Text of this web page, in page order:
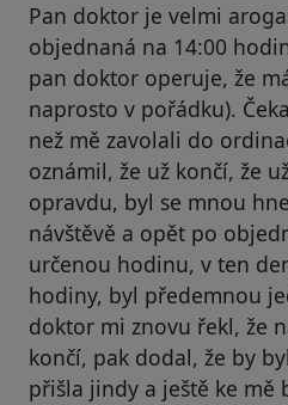
Pan doktor je velmi
objednaná na 14:00
pan doktor operuje, že
naprosto v pořádku).
než mě zavolali do
oznámil, že už končí, že
opravdu, byl se mnou
návštěvě a opět po
určenou hodinu, v ten
hodiny, byl předemnou
doktor mi znovu řekl, že
končí, pak dodal, že by
přišla jindy a ještě ke mě